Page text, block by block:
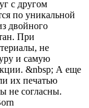
с другом
по уникальной
двойного
При
не
и самую
&nbsp; А еще
их печатью
не согласны.